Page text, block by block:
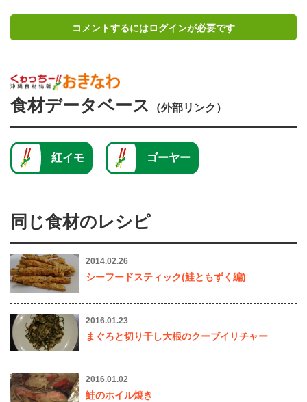
コメントするにはログインが必要です
食材データベース （外部リンク）
紅イモ ゴーヤー
同じ食材のレシピ
2014.02.26
シーフードスティック(鮭ともずく編)
2016.01.23
まぐろと切り干し大根のクーブイリチャー
2016.01.02
鮭のホイル焼き